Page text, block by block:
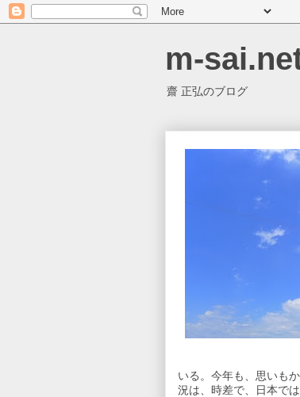
m-
齋 正弘のブログ
いる。今年も、思いも
況は、時差で、日本で